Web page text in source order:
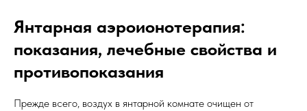
Янтарная аэроионотерапия:
показания, лечебные свойства и
противопоказания
Прежде всего, воздух в янтарной комнате очищен от